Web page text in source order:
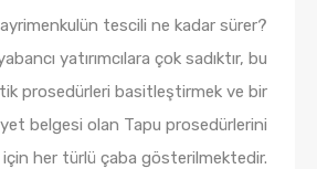
tescili ne kadar sürer?
yatırımcılara çok sadıktır, bu
prosedürleri basitleştirmek ve bir
belgesi olan Tapu prosedürlerini
için her türlü çaba gösterilmektedir.